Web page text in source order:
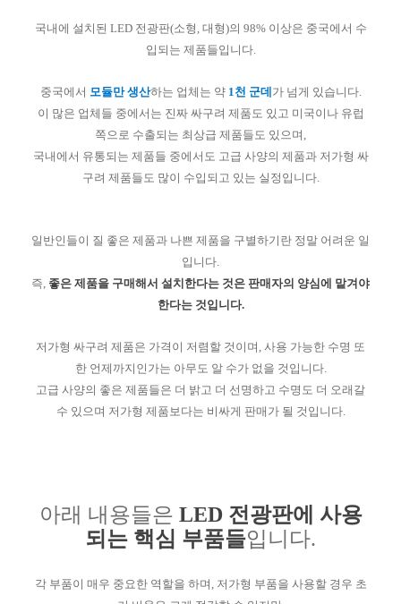
국내에 설치된 LED 전광판(소형, 대형)의 98% 이상은 중국에서 수
입되는 제품들입니다.
중국에서 모듈만 생산하는 업체는 약 1천 군데가 넘게 있습니다.
이 많은 업체들 중에서는 진짜 싸구려 제품도 있고 미국이나 유럽
쪽으로 수출되는 최상급 제품들도 있으며,
국내에서 유통되는 제품들 중에서도 고급 사양의 제품과 저가형 싸
구려 제품들도 많이 수입되고 있는 실정입니다.
일반인들이 질 좋은 제품과 나쁜 제품을 구별하기란 정말 어려운 일
입니다.
즉, 좋은 제품을 구매해서 설치한다는 것은 판매자의 양심에 맡겨야
한다는 것입니다.
저가형 싸구려 제품은 가격이 저렴할 것이며, 사용 가능한 수명 또
한 언제까지인가는 아무도 알 수가 없을 것입니다.
고급 사양의 좋은 제품들은 더 밝고 더 선명하고 수명도 더 오래갈
수 있으며 저가형 제품보다는 비싸게 판매가 될 것입니다.
아래 내용들은 LED 전광판에 사용
되는 핵심 부품들입니다.
각 부품이 매우 중요한 역할을 하며, 저가형 부품을 사용할 경우 초